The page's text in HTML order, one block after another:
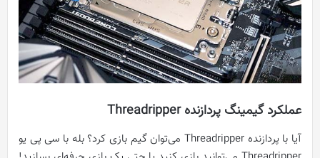
عملکرد گیمینگ پردازنده‌ Threadripper
آیا با پردازنده‌ Threadripper می‌توان گیم بازی کرد؟ بله با سی پی یو